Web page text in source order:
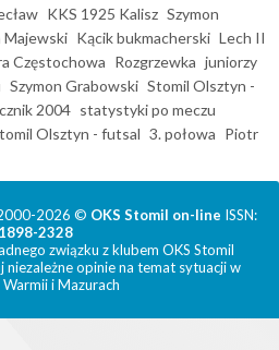
KKS 1925 Kalisz Szymon
Majewski Kącik bukmacherski Lech II
Częstochowa Rozgrzewka juniorzy
Szymon Grabowski Stomil Olsztyn -
2004 statystyki po meczu
Olsztyn - futsal 3. połowa Piotr
2026 © OKS Stomil on-line ISSN:
1898-2328
związku z klubem OKS Stomil
opinie na temat sytuacji w
Warmii i Mazurach